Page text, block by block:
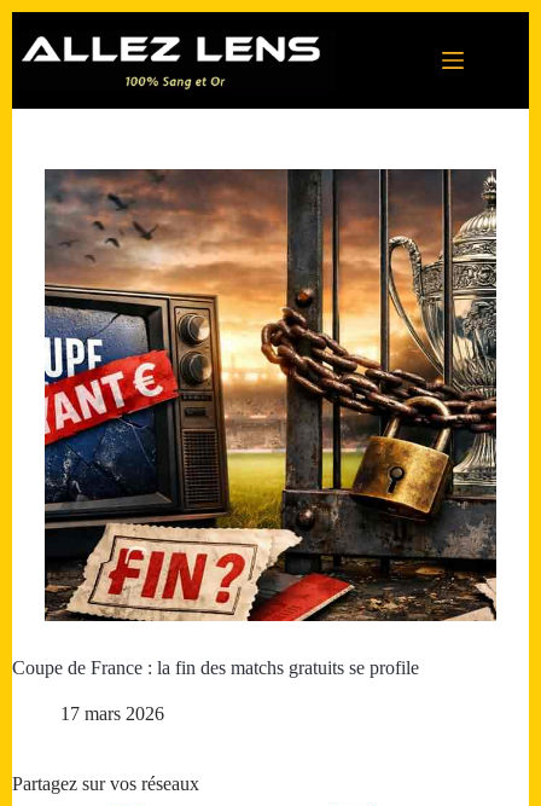
contenu
Coupe de France : la fin des matchs gratuits se profile
17 mars 2026
Partagez sur vos réseaux